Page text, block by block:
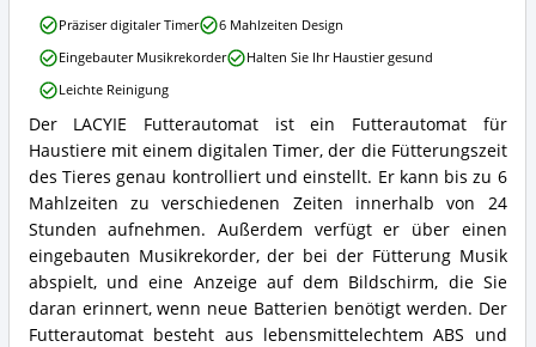
Lacyie
Automatischer
Futterautomat
Zusammenfassung:
Was
bietet
dieser
Futterautomat
für
Katzen?
Der LACYIE Futterautomat ist ein Futterautomat für
Haustiere mit einem digitalen Timer, der die Fütterungszeit
des Tieres genau kontrolliert und einstellt. Er kann bis zu 6
Mahlzeiten zu verschiedenen Zeiten innerhalb von 24
Stunden aufnehmen. Außerdem verfügt er über einen
eingebauten Musikrekorder, der bei der Fütterung Musik
abspielt, und eine Anzeige auf dem Bildschirm, die Sie
daran erinnert, wenn neue Batterien benötigt werden. Der
Futterautomat besteht aus lebensmittelechtem ABS und
Lacyie
Automatischer
Futterautomat
Vorteile:
Was
spricht
für
diesen
Futterautomat
für
Katzen?
Präziser digitaler Timer
6 Mahlzeiten Design
Eingebauter Musikrekorder
Halten Sie Ihr Haustier gesund
Leichte Reinigung